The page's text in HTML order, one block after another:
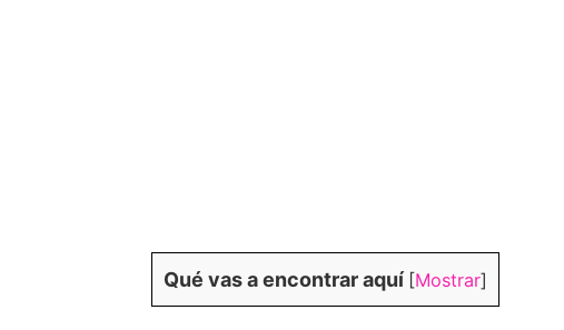
Qué vas a encontrar aquí [Mostrar]